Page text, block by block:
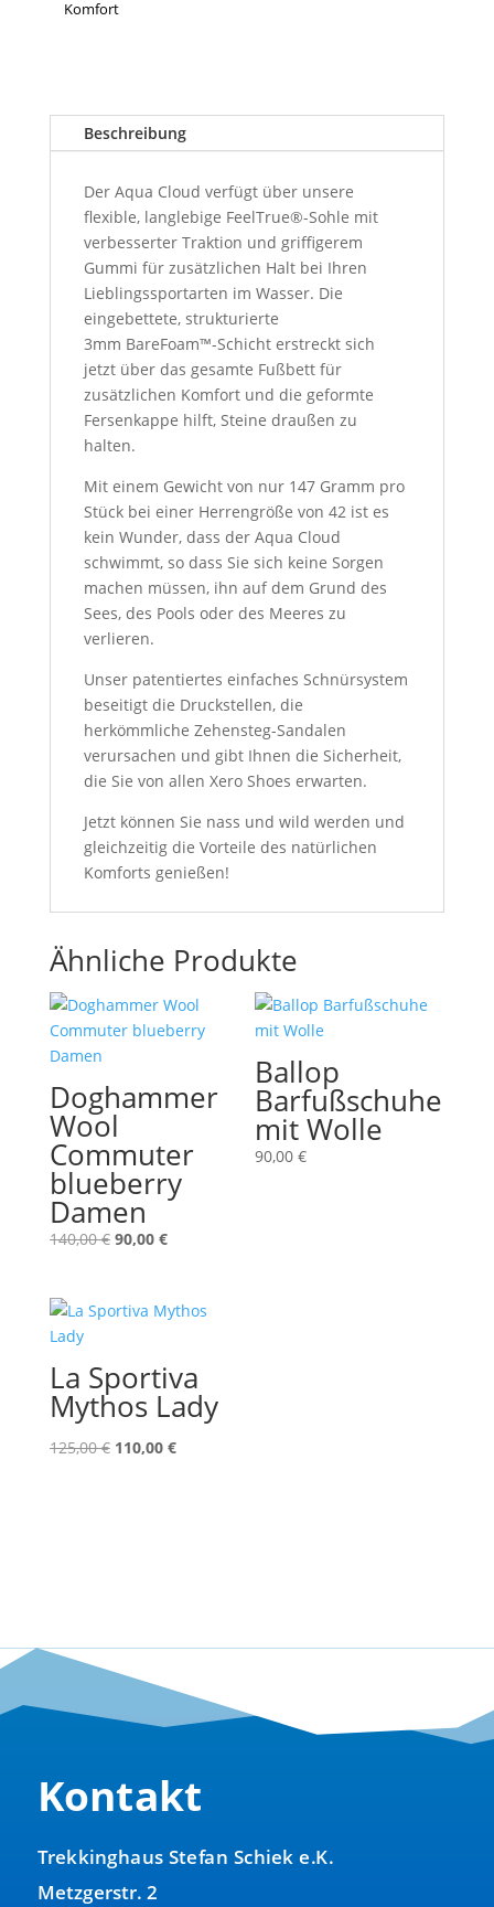
Komfort
Beschreibung
Der Aqua Cloud verfügt über unsere
flexible, langlebige FeelTrue®-Sohle mit
verbesserter Traktion und griffigerem
Gummi für zusätzlichen Halt bei Ihren
Lieblingssportarten im Wasser. Die
eingebettete, strukturierte
3mm BareFoam™-Schicht erstreckt sich
jetzt über das gesamte Fußbett für
zusätzlichen Komfort und die geformte
Fersenkappe hilft, Steine draußen zu
halten.
Mit einem Gewicht von nur 147 Gramm pro
Stück bei einer Herrengröße von 42 ist es
kein Wunder, dass der Aqua Cloud
schwimmt, so dass Sie sich keine Sorgen
machen müssen, ihn auf dem Grund des
Sees, des Pools oder des Meeres zu
verlieren.
Unser patentiertes einfaches Schnürsystem
beseitigt die Druckstellen, die
herkömmliche Zehensteg-Sandalen
verursachen und gibt Ihnen die Sicherheit,
die Sie von allen Xero Shoes erwarten.
Jetzt können Sie nass und wild werden und
gleichzeitig die Vorteile des natürlichen
Komforts genießen!
Ähnliche Produkte
Doghammer
Wool
Commuter
blueberry
Damen
140,00€ Ursprünglicher
140,00 €
90,00 €Aktueller
90,00 €.
Ballop
Barfußschuhe
mit Wolle
90,00€
La Sportiva
Mythos Lady
125,00€ Ursprünglicher
110,00 €Aktueller
Kontakt
Trekkinghaus Stefan Schiek e.K.
Metzgerstr. 2